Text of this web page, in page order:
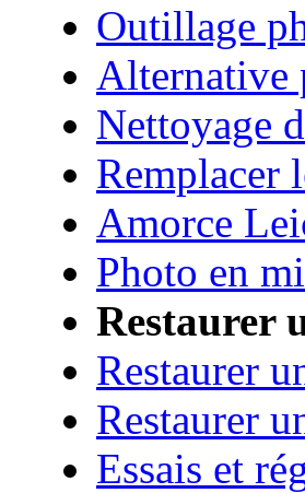
Outillage
Alternative
Nettoyage
Remplacer
Amorce
Photo en
Restaurer
Restaurer
Restaurer
Essais et